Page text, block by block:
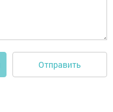
Отправить